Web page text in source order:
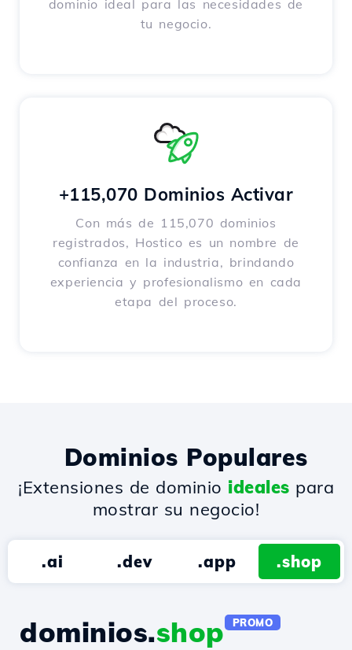
dominio ideal para las necesidades de
tu negocio.
+115,070 Dominios Activar
Con más de 115,070 dominios
registrados, Hostico es un nombre de
confianza en la industria, brindando
experiencia y profesionalismo en cada
etapa del proceso.
Dominios Populares
¡Extensiones de dominio ideales para
mostrar su negocio!
.ai .dev .app .shop
dominios.shop PROMO